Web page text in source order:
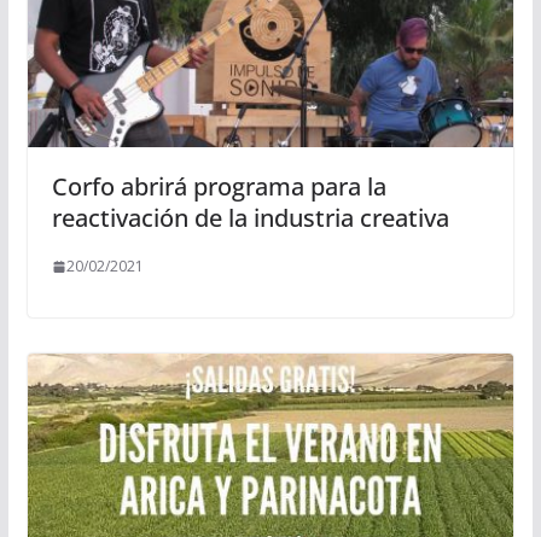
Corfo abrirá programa para la
reactivación de la industria creativa
20/02/2021